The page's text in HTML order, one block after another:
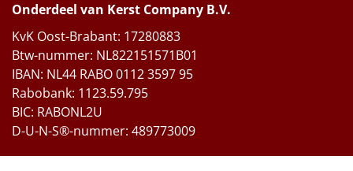
Onderdeel van Kerst Company B.V.
KvK Oost-Brabant: 17280883
Btw-nummer: NL822151571B01
IBAN: NL44 RABO 0112 3597 95
Rabobank: 1123.59.795
BIC: RABONL2U
D-U-N-S®-nummer: 489773009